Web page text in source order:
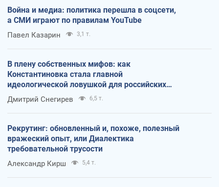
Война и медиа: политика перешла в соцсети,
а СМИ играют по правилам YouTube
Павел Казарин 3,1 т.
В плену собственных мифов: как
Константиновка стала главной
идеологической ловушкой для российских
оккупантов
Дмитрий Снегирев 6,5 т.
Рекрутинг: обновленный и, похоже, полезный
вражеский опыт, или Диалектика
требовательной трусости
Александр Кирш 5,4 т.